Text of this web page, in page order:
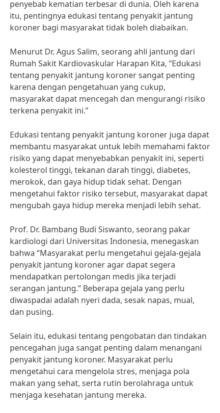
penyebab kematian terbesar di dunia. Oleh karena
itu, pentingnya edukasi tentang penyakit jantung
koroner bagi masyarakat tidak boleh diabaikan.
Menurut Dr. Agus Salim, seorang ahli jantung dari
Rumah Sakit Kardiovaskular Harapan Kita, “Edukasi
tentang penyakit jantung koroner sangat penting
karena dengan pengetahuan yang cukup,
masyarakat dapat mencegah dan mengurangi risiko
terkena penyakit ini.”
Edukasi tentang penyakit jantung koroner juga dapat
membantu masyarakat untuk lebih memahami faktor
risiko yang dapat menyebabkan penyakit ini, seperti
kolesterol tinggi, tekanan darah tinggi, diabetes,
merokok, dan gaya hidup tidak sehat. Dengan
mengetahui faktor risiko tersebut, masyarakat dapat
mengubah gaya hidup mereka menjadi lebih sehat.
Prof. Dr. Bambang Budi Siswanto, seorang pakar
kardiologi dari Universitas Indonesia, menegaskan
bahwa “Masyarakat perlu mengetahui gejala-gejala
penyakit jantung koroner agar dapat segera
mendapatkan pertolongan medis jika terjadi
serangan jantung.” Beberapa gejala yang perlu
diwaspadai adalah nyeri dada, sesak napas, mual,
dan pusing.
Selain itu, edukasi tentang pengobatan dan tindakan
pencegahan juga sangat penting dalam menangani
penyakit jantung koroner. Masyarakat perlu
mengetahui cara mengelola stres, menjaga pola
makan yang sehat, serta rutin berolahraga untuk
menjaga kesehatan jantung mereka.